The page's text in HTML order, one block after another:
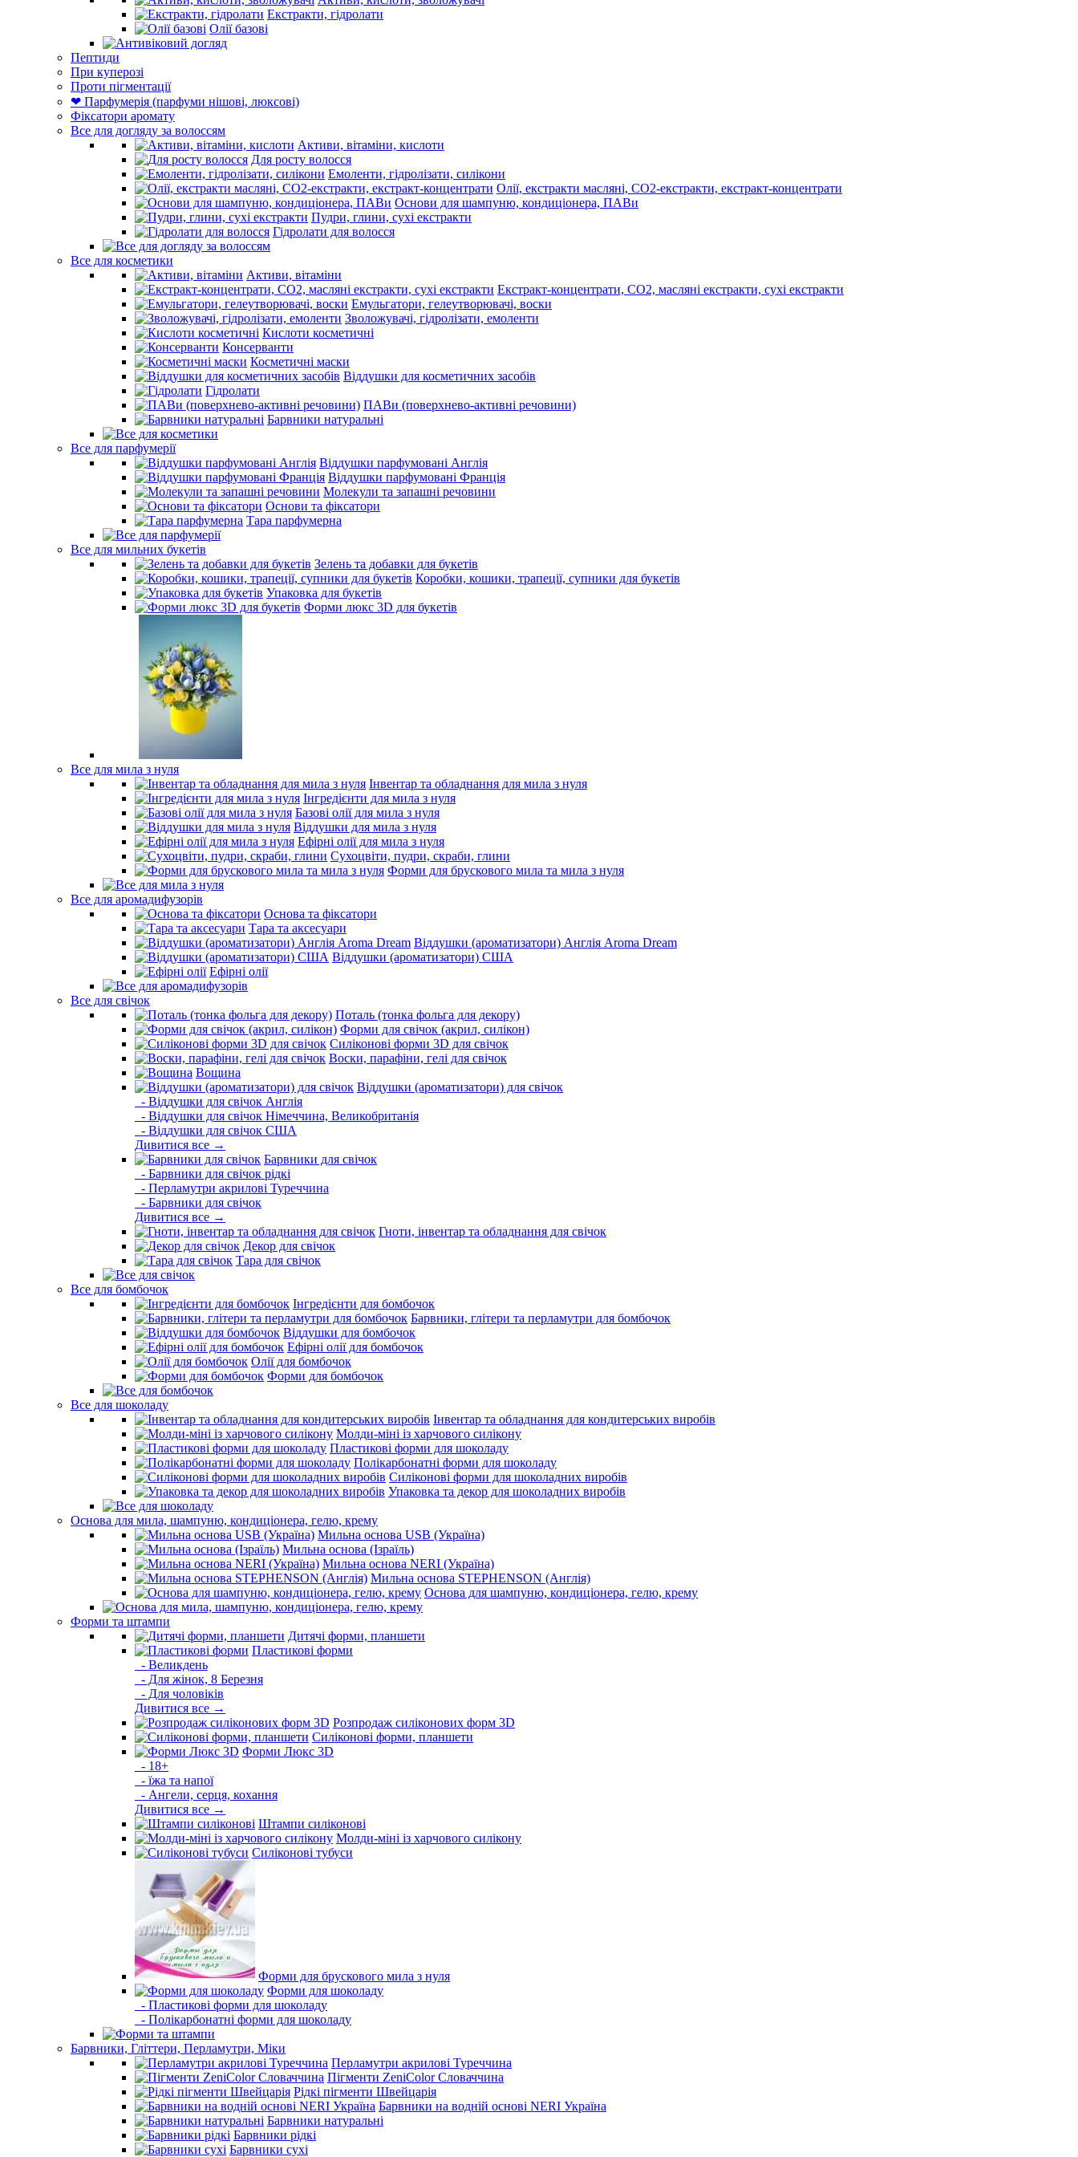
Екстракти, гідролати
Олії базові
Пептиди
При куперозі
Проти пігментації
❤ Парфумерія (парфуми нішові, люксові)
Фіксатори аромату
Все для догляду за волоссям
Активи, вітаміни, кислоти
Для росту волосся
Емоленти, гідролізати, силікони
Олії, екстракти масляні, СО2-екстракти, екстракт-концентрати
Основи для шампуню, кондиціонера, ПАВи
Пудри, глини, сухі екстракти
Гідролати для волосся
Все для косметики
Активи, вітаміни
Екстракт-концентрати, СО2, масляні екстракти, сухі екстракти
Емульгатори, гелеутворювачі, воски
Зволожувачі, гідролізати, емоленти
Кислоти косметичні
Консерванти
Косметичні маски
Віддушки для косметичних засобів
Гідролати
ПАВи (поверхнево-активні речовини)
Барвники натуральні
Все для парфумерії
Віддушки парфумовані Англія
Віддушки парфумовані Франція
Молекули та запашні речовини
Основи та фіксатори
Тара парфумерна
Все для мильних букетів
Зелень та добавки для букетів
Коробки, кошики, трапеції, супники для букетів
Упаковка для букетів
Форми люкс 3D для букетів
Все для мила з нуля
Інвентар та обладнання для мила з нуля
Інгредієнти для мила з нуля
Базові олії для мила з нуля
Віддушки для мила з нуля
Ефірні олії для мила з нуля
Сухоцвіти, пудри, скраби, глини
Форми для брускового мила та мила з нуля
Все для аромадифузорів
Основа та фіксатори
Тара та аксесуари
Віддушки (ароматизатори) Англія Aroma Dream
Віддушки (ароматизатори) США
Ефірні олії
Все для свічок
Поталь (тонка фольга для декору)
Форми для свічок (акрил, силікон)
Силіконові форми 3D для свічок
Воски, парафіни, гелі для свічок
Вощина
Віддушки (ароматизатори) для свічок
- Віддушки для свічок Англія
- Віддушки для свічок Німеччина, Великобританія
- Віддушки для свічок США
Дивитися все →
Барвники для свічок
- Барвники для свічок рідкі
- Перламутри акрилові Туреччина
- Барвники для свічок
Дивитися все →
Гноти, інвентар та обладнання для свічок
Декор для свічок
Тара для свічок
Все для бомбочок
Інгредієнти для бомбочок
Барвники, глітери та перламутри для бомбочок
Віддушки для бомбочок
Ефірні олії для бомбочок
Олії для бомбочок
Форми для бомбочок
Все для шоколаду
Інвентар та обладнання для кондитерських виробів
Молди-міні із харчового силікону
Пластикові форми для шоколаду
Полікарбонатні форми для шоколаду
Силіконові форми для шоколадних виробів
Упаковка та декор для шоколадних виробів
Основа для мила, шампуню, кондиціонера, гелю, крему
Мильна основа USB (Україна)
Мильна основа (Ізраїль)
Мильна основа NERI (Україна)
Мильна основа STEPHENSON (Англія)
Основа для шампуню, кондиціонера, гелю, крему
Форми та штампи
Дитячі форми, планшети
Пластикові форми
- Великдень
- Для жінок, 8 Березня
- Для чоловіків
Дивитися все →
Розпродаж силіконових форм 3D
Силіконові форми, планшети
Форми Люкс 3D
- 18+
- їжа та напої
- Ангели, серця, кохання
Дивитися все →
Штампи силіконові
Молди-міні із харчового силікону
Силіконові тубуси
Форми для брускового мила з нуля
Форми для шоколаду
- Пластикові форми для шоколаду
- Полікарбонатні форми для шоколаду
Барвники, Гліттери, Перламутри, Міки
Перламутри акрилові Туреччина
Пігменти ZeniColor Словаччина
Рідкі пігменти Швейцарія
Барвники на водній основі NERI Україна
Барвники натуральні
Барвники рідкі
Барвники сухі